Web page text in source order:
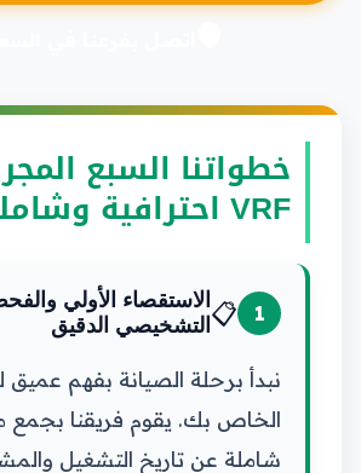
خطواتنا السبع
VRF احترافية وشاملة
1
📋 الاستقصاء الأولي
التشخيصي الدقيق
نبدأ برحلة الصيانة بفهم عميق
الخاص بك. يقوم فريقنا بجمع
شاملة عن تاريخ التشغيل